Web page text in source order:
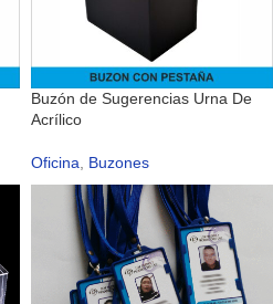
Buzón de Sugerencias Urna De
Acrílico
Oficina Buzones